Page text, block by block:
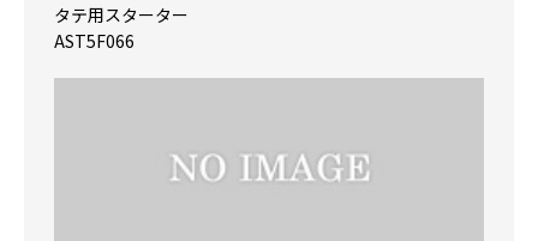
タテ用スターター
AST5F066